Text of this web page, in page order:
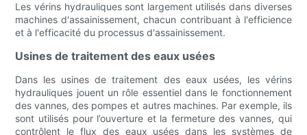
Les vérins hydrauliques sont largement utilisés dans diverses
machines d'assainissement, chacun contribuant à l'efficience
et à l'efficacité du processus d'assainissement.
Usines de traitement des eaux usées
Dans les usines de traitement des eaux usées, les vérins
hydrauliques jouent un rôle essentiel dans le fonctionnement
des vannes, des pompes et autres machines. Par exemple, ils
sont utilisés pour l’ouverture et la fermeture des vannes, qui
contrôlent le flux des eaux usées dans les systèmes de